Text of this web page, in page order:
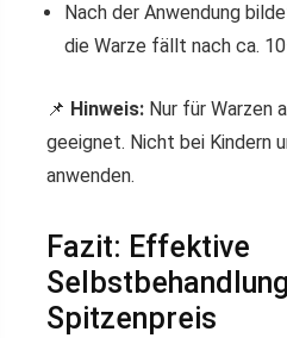
Nach der Anwendung
die Warze fällt nach ca.
📌 Hinweis: Nur für Warzen
geeignet. Nicht bei Kindern
anwenden.
Fazit: Effektive
Spitzenpreis